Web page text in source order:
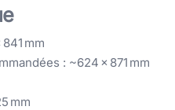
mm
: ~624 × 871 mm
mm